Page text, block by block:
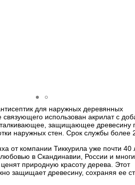
для наружных деревянных
связующего использован акрилат с
защищающее древесину
наружных стен. Срок службы более
от компании Тиккурила уже почти 40
в Скандинавии, России и
природную красоту дерева. Этот
защищает древесину, сохраняя ее